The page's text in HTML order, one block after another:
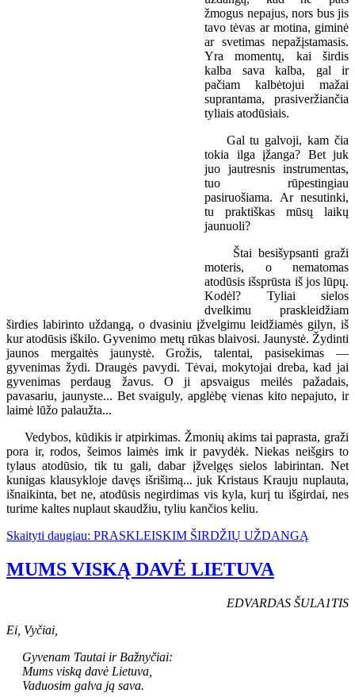
žmogus nepajus, nors bus jis
tavo tėvas ar motina, giminė
ar svetimas nepažįstamasis.
Yra momentų, kai širdis
kalba sava kalba, gal ir
pačiam kalbėtojui mažai
suprantama, prasiveržiančia
tyliais atodūsiais.
Gal tu galvoji, kam čia
tokia ilga įžanga? Bet juk
juo jautresnis instrumentas,
tuo rūpestingiau
pasiruošiama. Ar nesutinki,
tu praktiškas mūsų laikų
jaunuoli?
Štai besišypsanti graži
moteris, o nematomas
atodūsis išsprūsta iš jos lūpų.
Kodėl? Tyliai sielos
dvelkimu praskleidžiam
širdies labirinto uždangą, o dvasiniu įžvelgimu leidžiamės gilyn, iš
kur atodūsis iškilo. Gyvenimo metų rūkas blaivosi. Jaunystė. Žydinti
jaunos mergaitės jaunystė. Grožis, talentai, pasisekimas —
gyvenimas žydi. Draugės pavydi. Tėvai, mokytojai dreba, kad jai
gyvenimas perdaug žavus. O ji apsvaigus meilės pažadais,
pavasariu, jaunyste... Bet svaiguly, apglėbę vienas kito nepajuto, ir
laimė lūžo palaužta...
Vedybos, kūdikis ir atpirkimas. Žmonių akims tai paprasta, graži
pora ir, rodos, šeimos laimės imk ir pavydėk. Niekas neišgirs to
tylaus atodūsio, tik tu gali, dabar įžvelgęs sielos labirintan. Net
kunigas klausykloje davęs išrišimą... juk Kristaus Krauju nuplauta,
išnaikinta, bet ne, atodūsis negirdimas vis kyla, kurį tu išgirdai, nes
turime kaltes nuplaut skaudžiu, tyliu kančios keliu.
Skaityti daugiau: PRASKLEISKIM ŠIRDŽIŲ UŽDANGĄ
MUMS VISKĄ DAVĖ LIETUVA
EDVARDAS ŠULA1TIS
Ei, Vyčiai,
Gyvenam Tautai ir Bažnyčiai:
Mums viską davė Lietuva,
Vaduosim galva ją sava.